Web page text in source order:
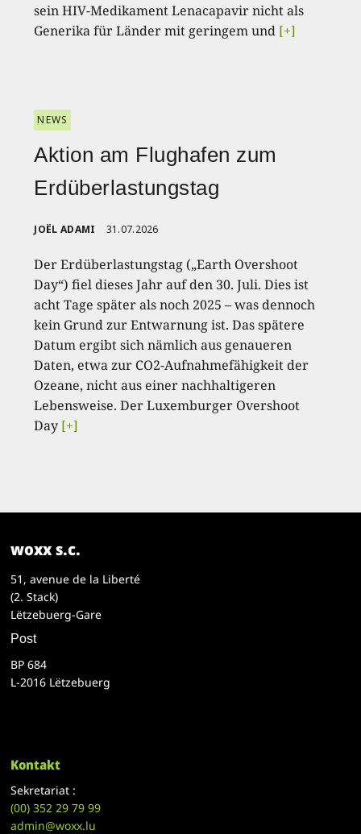
sein HIV-Medikament Lenacapavir nicht als
Generika für Länder mit geringem und [+]
NEWS
Aktion am Flughafen zum
Erdüberlastungstag
JOËL ADAMI 31.07.2026
Der Erdüberlastungstag („Earth Overshoot
Day“) fiel dieses Jahr auf den 30. Juli. Dies ist
acht Tage später als noch 2025 – was dennoch
kein Grund zur Entwarnung ist. Das spätere
Datum ergibt sich nämlich aus genaueren
Daten, etwa zur CO2-Aufnahmefähigkeit der
Ozeane, nicht aus einer nachhaltigeren
Lebensweise. Der Luxemburger Overshoot
Day [+]
woxx s.c.
51, avenue de la Liberté
(2. Stack)
Lëtzebuerg-Gare
Post
BP 684
L-2016 Lëtzebuerg
Kontakt
Sekretariat :
(00)352 29 79 99
admin@woxx.lu